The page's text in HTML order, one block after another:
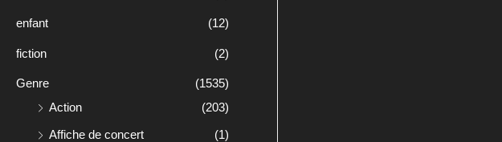
enfant (12)
fiction (2)
Genre
(1535)
Action
(203)
Affiche de concert
(1)